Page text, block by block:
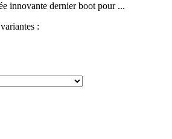
innovante dernier boot pour ...
: